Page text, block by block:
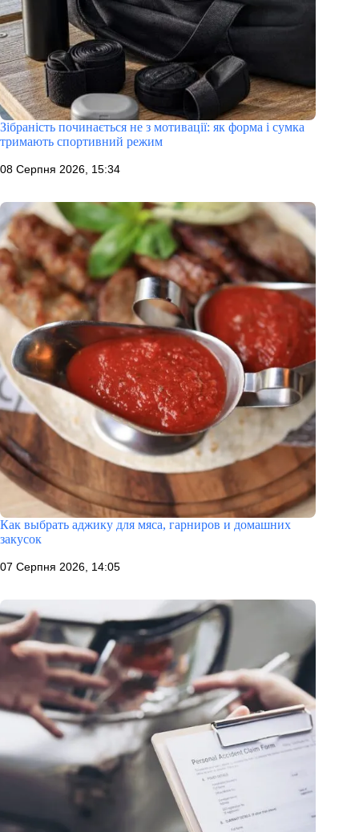
Зібраність починається не з мотивації: як форма і сумка
тримають спортивний режим
08 Серпня 2026, 15:34
Как выбрать аджику для мяса, гарниров и домашних
закусок
07 Серпня 2026, 14:05